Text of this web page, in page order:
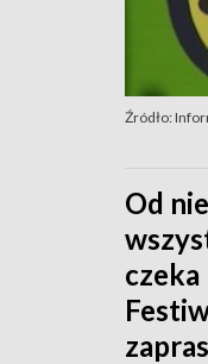
Źródło:
Od